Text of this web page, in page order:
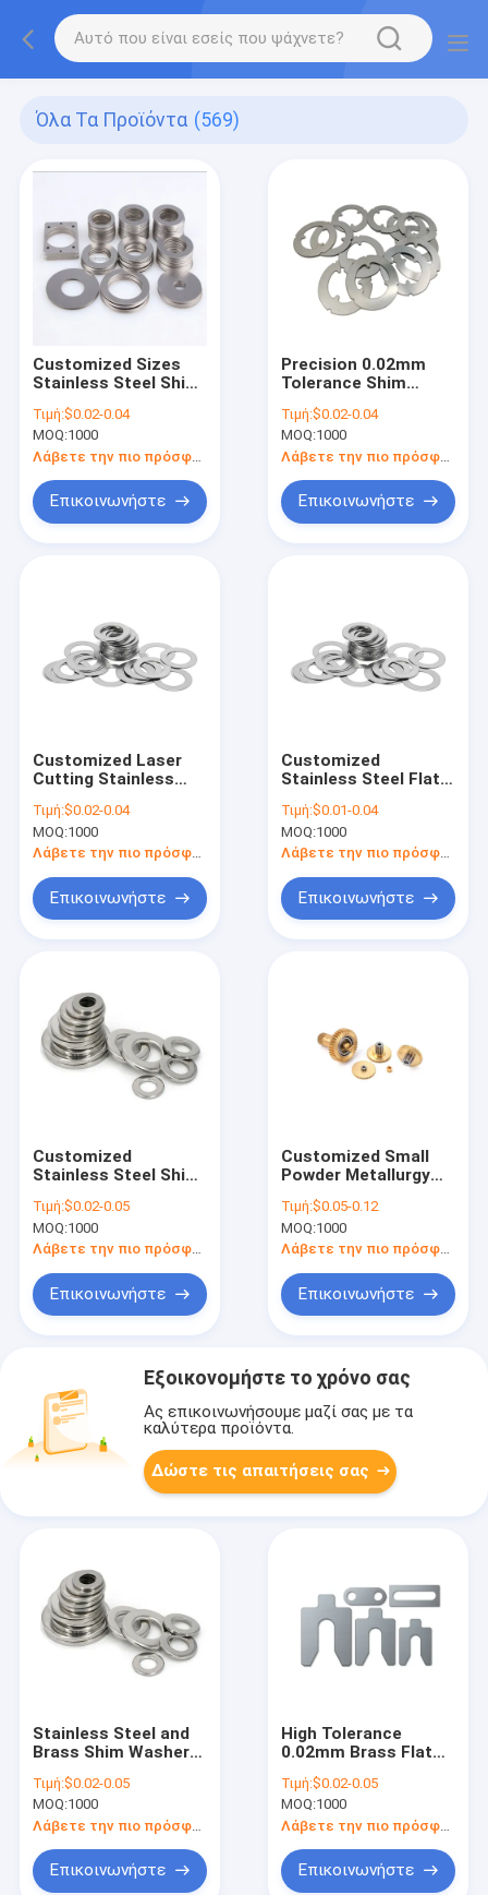
Όλα Τα Προϊόντα (569)
Customized Sizes
Stainless Steel Shim
0.02mm Tolerance
and 100% QC
Inspection for
Machinery
Applications
Τιμή:$0.02-0.04
MOQ:1000
Λάβετε την πιο πρόσφατη τιμή
Επικοινωνήστε
Precision 0.02mm
Tolerance Shim
Warranty and 100%
QC Inspection for
Machinery
Applications
Τιμή:$0.02-0.04
MOQ:1000
Επικοινωνήστε
Customized Laser
Cutting Stainless
Adjustment Shims
with 2 Years
Warranty and
Τιμή:$0.02-0.04
MOQ:1000
Λάβετε την πιο πρόσφατη τιμή
Επικοινωνήστε
Customized
Stainless Steel Flat
with 0.02mm
Tolerance and 100%
QC Inspection
Τιμή:$0.01-0.04
MOQ:1000
Επικοινωνήστε
Customized
Stainless Steel Shim
Tolerance for High
Precision Sealing Use
in Machinery
Τιμή:$0.02-0.05
MOQ:1000
Λάβετε την πιο πρόσφατη τιμή
Επικοινωνήστε
Customized Small
Powder Metallurgy
Tolerance and 100%
QC Inspection
Τιμή:$0.05-0.12
MOQ:1000
Λάβετε την πιο πρόσφατη τιμή
Επικοινωνήστε
Εξοικονομήστε το χρόνο σας
Ας επικοινωνήσουμε μαζί σας με τα
καλύτερα προϊόντα.
Δώστε τις απαιτήσεις σας
Stainless Steel and
Brass Shim Washers
100% QC Inspection
for Machinery
Applications
Τιμή:$0.02-0.05
MOQ:1000
Λάβετε την πιο πρόσφατη τιμή
Επικοινωνήστε
High Tolerance
0.02mm Brass Flat
Inspection and
Customized Sizes
for Machinery
Applications
Τιμή:$0.02-0.05
MOQ:1000
Επικοινωνήστε